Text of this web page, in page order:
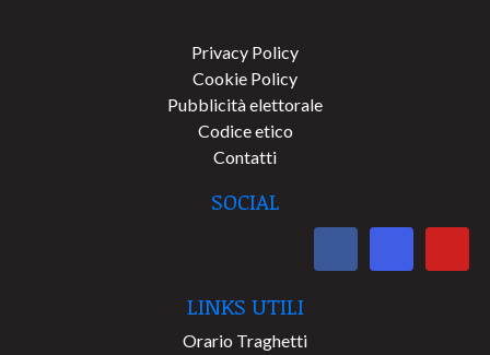
Privacy Policy
Cookie Policy
Pubblicità elettorale
Codice etico
Contatti
SOCIAL
LINKS UTILI
Orario Traghetti